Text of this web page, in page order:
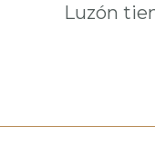
Luzón